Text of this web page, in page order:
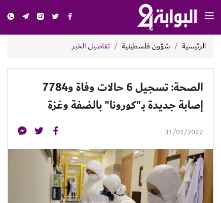
الرئيسية شؤون فلسطينية تفاصيل الخبر
الصحة: تسجيل 6 حالات وفاة و7784
إصابة جديدة بـ"كورونا" بالضفة وغزة
31/01/2022